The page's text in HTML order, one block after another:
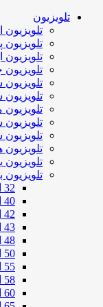
تلویزیون
تلویزیون
تلویزیون
تلویزیون
تلویزیون
تلویزیون
32 اینچ
40 اینچ
42 اینچ
43 اینچ
48 اینچ
50 اینچ
55 اینچ
58 اینچ
60 اینچ